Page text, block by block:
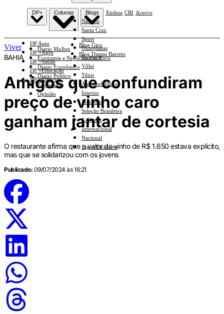
Náutico
Santa Cruz
Sport
Olimpíadas
Basquete
Vôlei
Tênis
Automobilismo
Interior
Feminino
Seleção Brasileira
E-Sports
Internacional
Nacional
Jogos Escolares
DP+
DP Auto
DP +Agro
DP +Saúde
DP +Educação
DP +Ciências
Colunas
Diario Mulher
Economia e Negócios Em Foco
Diario Econômico
Diario Político
Esplanada
Opinião
Blogs
Blog Giro
Blog Dantas Barreto
Xinhua CRI Acervo
Viver
BAHIA
Amigos que confundiram
preço de vinho caro
ganham jantar de cortesia
O restaurante afirma que o valor do vinho de R$ 1.650 estava explícito,
mas que se solidarizou com os jovens
Publicado: 09/07/2024 às 16:21